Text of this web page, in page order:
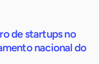
de startups no
nacional do